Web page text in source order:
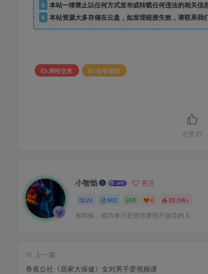
5 本站一律禁止以任何方式发布或转载任何违法的相关信
6 本站资源大多存储在云盘，如发现链接失效，请联系我
两性交友 自学课程
点赞 27
小智焰 关注
24 902 0 4 28.5W+
有时候，成功者只是坚持梦想不放弃的人
上一篇
香蕉公社《居家大保健》女对男手爱视频课